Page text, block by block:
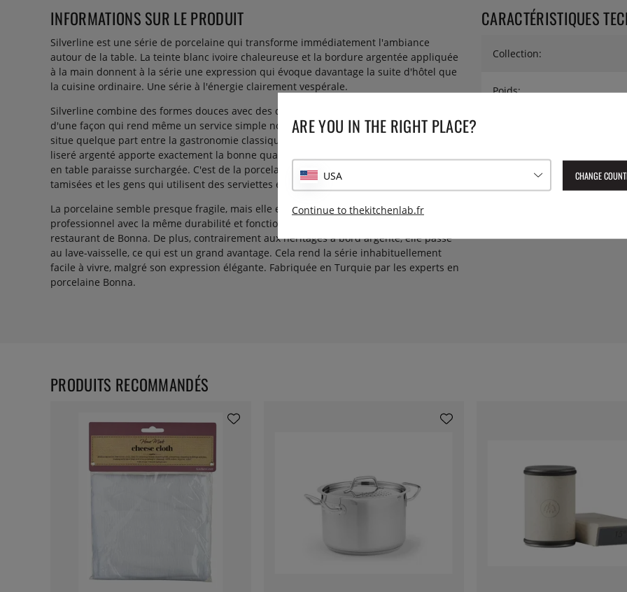
INFORMATIONS SUR LE PRODUIT
Silverline est une série de porcelaine qui transforme immédiatement l'ambiance
autour de la table. La teinte blanc ivoire chaleureuse et la bordure argentée appliquée
à la main donnent à la série une expression qui évoque davantage la suite d'hôtel que
la cuisine ordinaire. Une série à l'énergie clairement vespérale.
Silverline combine des formes douces avec des détails argentés qui captent la lumière
d'une façon qui rend même un service simple notablement plus solennel. La série se
situe quelque part entre la gastronomie classique et le moderne quiet luxury. Le fin
liseré argenté apporte exactement la bonne quantité de théâtralité sans que la mise
en table paraisse surchargée. C'est de la porcelaine pour les longs dîners, les lumières
tamisées et les gens qui utilisent des serviettes en lin.
La porcelaine semble presque fragile, mais elle est fabriquée pour le service
professionnel avec la même durabilité et fonctionnalité que les autres porcelaines de
restaurant de Bonna. De plus, contrairement aux héritages à bord argenté, elle passe
au lave-vaisselle, ce qui est un grand avantage. Cela rend la série inhabituellement
facile à vivre, malgré son expression élégante. Fabriquée en Turquie par les experts en
porcelaine Bonna.
CARACTÉRISTIQUES
Collection:
Poids:
PRODUITS RECOMMANDÉS
ARE YOU IN THE RIGHT PLACE?
USA CHANGE
Continue to thekitchenlab.fr